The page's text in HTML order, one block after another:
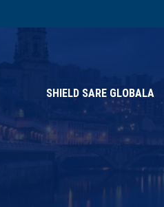
SHIELD SARE GLOBALA